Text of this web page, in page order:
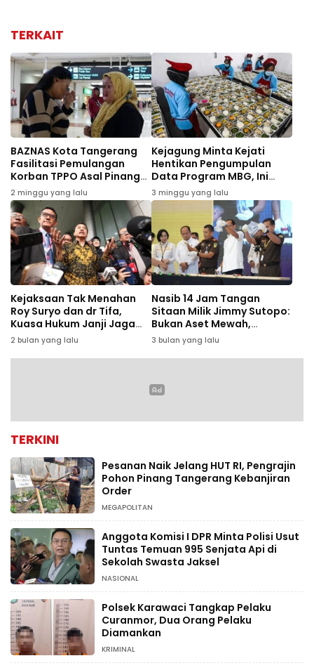
TERKAIT
BAZNAS Kota Tangerang
Fasilitasi Pemulangan
Korban TPPO Asal Pinang
dari Kamboja
2 minggu yang lalu
Kejagung Minta Kejati
Hentikan Pengumpulan
Data Program MBG, Ini
Alasannya
3 minggu yang lalu
Kejaksaan Tak Menahan
Roy Suryo dan dr Tifa,
Kuasa Hukum Janji Jaga
Kondusifitas Jelang
Sidang Ijazah Palsu Jokowi
2 bulan yang lalu
Nasib 14 Jam Tangan
Sitaan Milik Jimmy Sutopo:
Bukan Aset Mewah,
Ternyata Palsu
3 bulan yang lalu
TERKINI
Pesanan Naik Jelang HUT RI, Pengrajin
Pohon Pinang Tangerang Kebanjiran
Order
MEGAPOLITAN
Anggota Komisi I DPR Minta Polisi Usut
Tuntas Temuan 995 Senjata Api di
Sekolah Swasta Jaksel
NASIONAL
Polsek Karawaci Tangkap Pelaku
Curanmor, Dua Orang Pelaku
Diamankan
KRIMINAL